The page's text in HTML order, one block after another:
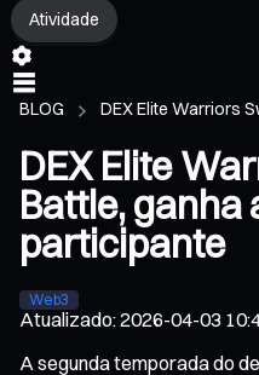
Atividade
BLOG DEX Elite Warriors
DEX Elite
Battle, ganha
participante
Web3
Atualizado:2026-04-03
A segunda temporada do